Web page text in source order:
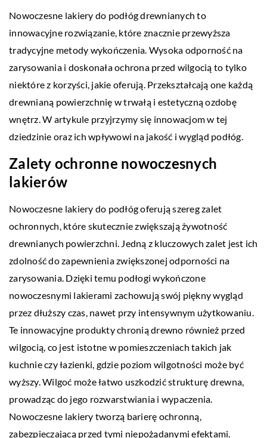
Nowoczesne lakiery do podłóg drewnianych to
innowacyjne rozwiązanie, które znacznie przewyższa
tradycyjne metody wykończenia. Wysoka odporność na
zarysowania i doskonała ochrona przed wilgocią to tylko
niektóre z korzyści, jakie oferują. Przekształcają one każdą
drewnianą powierzchnię w trwałą i estetyczną ozdobę
wnętrz. W artykule przyjrzymy się innowacjom w tej
dziedzinie oraz ich wpływowi na jakość i wygląd podłóg.
Zalety ochronne nowoczesnych
lakierów
Nowoczesne lakiery do podłóg oferują szereg zalet
ochronnych, które skutecznie zwiększają żywotność
drewnianych powierzchni. Jedną z kluczowych zalet jest ich
zdolność do zapewnienia zwiększonej odporności na
zarysowania. Dzięki temu podłogi wykończone
nowoczesnymi lakierami zachowują swój piękny wygląd
przez dłuższy czas, nawet przy intensywnym użytkowaniu.
Te innowacyjne produkty chronią drewno również przed
wilgocią, co jest istotne w pomieszczeniach takich jak
kuchnie czy łazienki, gdzie poziom wilgotności może być
wyższy. Wilgoć może łatwo uszkodzić strukturę drewna,
prowadząc do jego rozwarstwiania i wypaczenia.
Nowoczesne lakiery tworzą barierę ochronną,
zabezpieczającą przed tymi niepożądanymi efektami.